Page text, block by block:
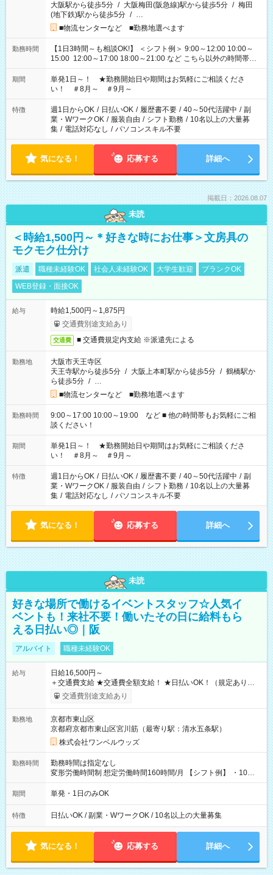
大阪駅から徒歩5分 / 大阪梅田(阪急線)駅から徒歩5分 / 梅田
(地下鉄)駅から徒歩5分 / …
■物流センターなど ■勤務地選べます
勤務時間
【1日3時間～も相談OK!】 ＜シフト例＞ 9:00～12:00 10:00～
15:00 12:00～17:00 18:00～21:00 など こちら以外の時間帯も
お気軽にご相談ください！
期間
単発1日～！ ★勤務開始日や期間はお気軽にご相談くださ
い！ ＃8月～ ＃9月～
特徴 週1日からOK / 日払いOK / 履歴書不要 / 40～50代活躍中 / 副
業・WワークOK / 服装自由 / シフト勤務 / 10名以上の大量募
集 / 電話対応なし / パソコンスキル不要
気になる！ 応募する 詳細へ
掲載日：2026.08.07
未読
＜時給1,500円～＊好きな時にお仕事＞文房具の
モクモク仕分け
派遣 職種未経験OK 社会人未経験OK 大学生歓迎
ブランクOK
WEB登録・面接OK
給与
時給1,500円～1,875円
交通費別途支給あり
交通費 ■ 交通費規定内支給 ※派遣先による
勤務地
大阪市天王寺区
天王寺駅から徒歩5分 / 大阪上本町駅から徒歩5分 / 鶴橋駅か
ら徒歩5分 / …
■物流センターなど ■勤務地選べます
勤務時間
9:00～17:00 10:00～19:00 など ■ 他の時間帯もお気軽にご相
談ください！
期間
単発1日～！ ★勤務開始日や期間はお気軽にご相談くださ
い！ ＃8月～ ＃9月～
特徴 週1日からOK / 日払いOK / 履歴書不要 / 40～50代活躍中 / 副
業・WワークOK / 服装自由 / シフト勤務 / 10名以上の大量募
集 / 電話対応なし / パソコンスキル不要
気になる！ 応募する 詳細へ
未読
好きな場所で働けるイベントスタッフ☆人気イ
ベントも！来社不要！働いたその日に給料もら
える日払い◎｜阪
アルバイト 職種未経験OK
給与
日給16,500円～
＋交通費支給 ★交通費全額支給！ ★日払いOK！（規定あり） ┗
働いたその日に現金GET♪ お仕事後はコンビニATMから 日払
交通費別途支給あり
勤務地
京都市東山区
京都府京都市東山区宮川筋（最寄り駅：清水五条駅）
株式会社ワンベルウッズ
勤務時間
勤務時間は指定なし
変形労働時間制 想定労働時間160時間/月 【シフト例】 ・10：
00～20：00
期間 単発・1日のみOK
特徴 日払いOK / 副業・WワークOK / 10名以上の大量募集
気になる！ 応募する 詳細へ